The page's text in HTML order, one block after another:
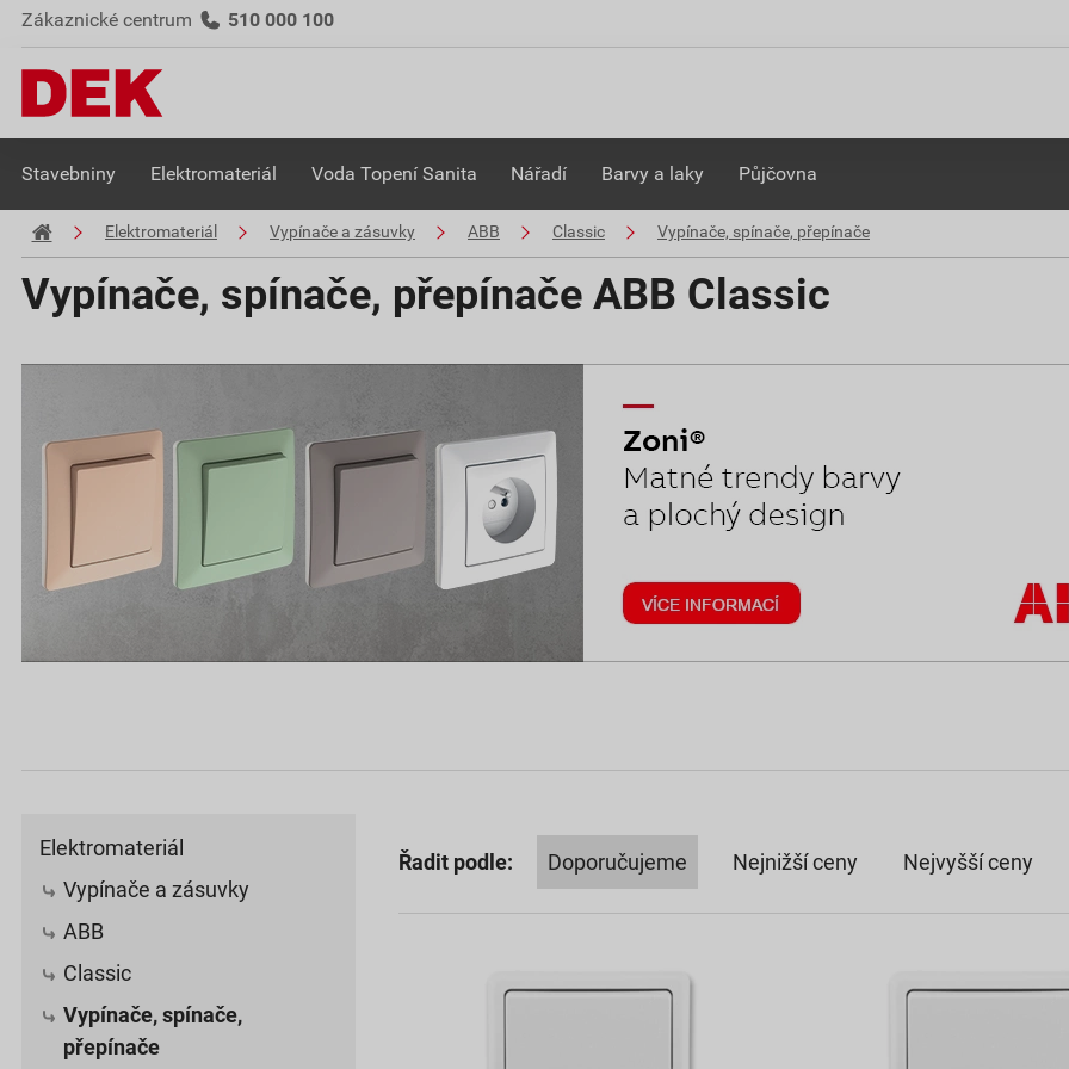
Zákaznické centrum 510 000 100
Stavebniny Elektromateriál Voda Topení Sanita Nářadí Barvy a laky Půjčovna
Elektromateriál Vypínače a zásuvky ABB Classic Vypínače, spínače, přepínače
Vypínače, spínače, přepínače ABB Classic
Elektromateriál
Vypínače a zásuvky
ABB
Classic
Vypínače, spínače,
přepínače
Řadit podle: Doporučujeme Nejnižší ceny Nejvyšší ceny